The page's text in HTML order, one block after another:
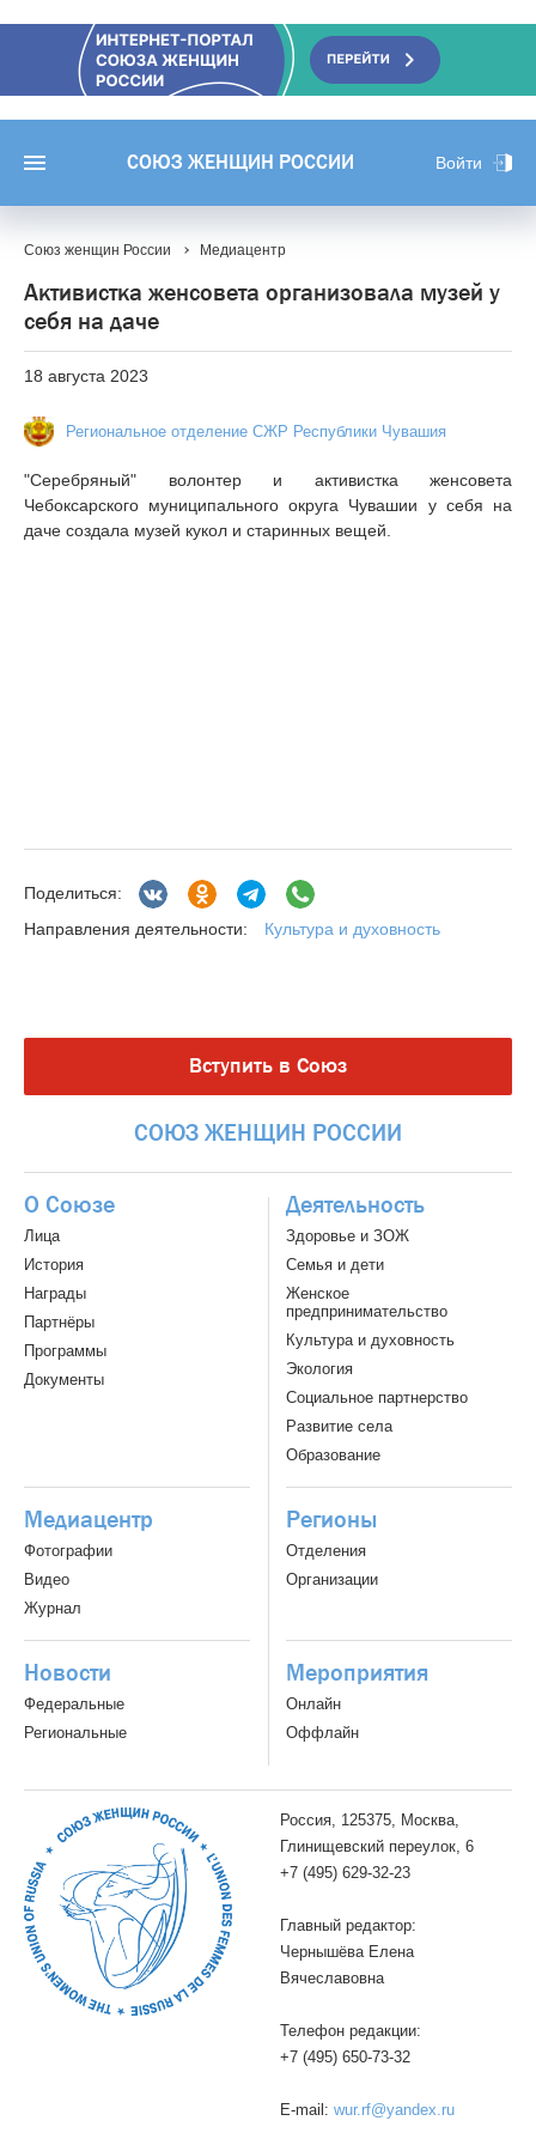
СОЮЗ ЖЕНЩИН РОССИИ Войти
Союз женщин России Медиацентр
Активистка женсовета организовала музей у
себя на даче
18 августа 2023
Региональное отделение СЖР Республики Чувашия
"Серебряный" волонтер и активистка женсовета
Чебоксарского муниципального округа Чувашии у себя на
даче создала музей кукол и старинных вещей.
Поделиться:
Направления деятельности:
Культура и духовность
Вступить в Союз
СОЮЗ ЖЕНЩИН РОССИИ
О Союзе
Лица
История
Награды
Партнёры
Программы
Документы
Деятельность
Здоровье и ЗОЖ
Семья и дети
Женское
предпринимательство
Культура и духовность
Экология
Социальное партнерство
Развитие села
Образование
Медиацентр
Фотографии
Видео
Журнал
Регионы
Отделения
Организации
Новости
Федеральные
Региональные
Мероприятия
Онлайн
Оффлайн
Россия, 125375, Москва,
Глинищевский переулок, 6
+7 (495) 629-32-23
Главный редактор:
Чернышёва Елена
Вячеславовна
Телефон редакции:
+7 (495) 650-73-32
E-mail: wur.rf@yandex.ru